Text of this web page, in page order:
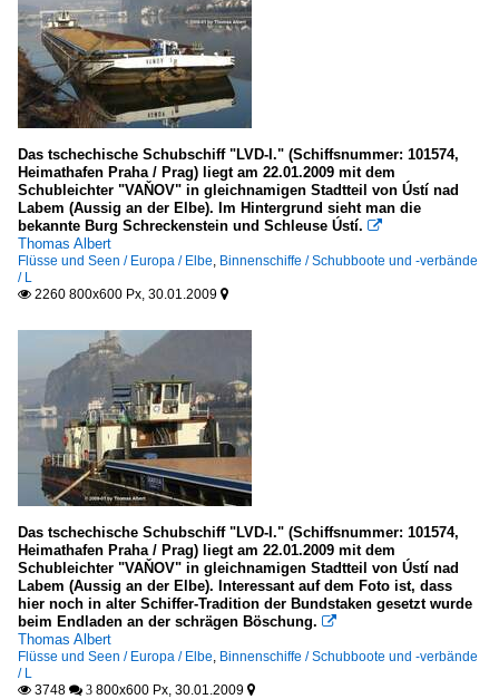
Das tschechische Schubschiff "LVD-I." (Schiffsnummer: 101574,
Heimathafen Praha / Prag) liegt am 22.01.2009 mit dem
Schubleichter "VAŇOV" in gleichnamigen Stadtteil von Ústí nad
Labem (Aussig an der Elbe). Im Hintergrund sieht man die
bekannte Burg Schreckenstein und Schleuse Ústí. 
Thomas Albert
Flüsse und Seen / Europa / Elbe, Binnenschiffe / Schubboote und -verbände
/ L
 2260 800x600 Px, 30.01.2009 
Das tschechische Schubschiff "LVD-I." (Schiffsnummer: 101574,
Heimathafen Praha / Prag) liegt am 22.01.2009 mit dem
Schubleichter "VAŇOV" in gleichnamigen Stadtteil von Ústí nad
Labem (Aussig an der Elbe). Interessant auf dem Foto ist, dass
hier noch in alter Schiffer-Tradition der Bundstaken gesetzt wurde
beim Endladen an der schrägen Böschung. 
Thomas Albert
Flüsse und Seen / Europa / Elbe, Binnenschiffe / Schubboote und -verbände
/ L
 3748  3 800x600 Px, 30.01.2009 